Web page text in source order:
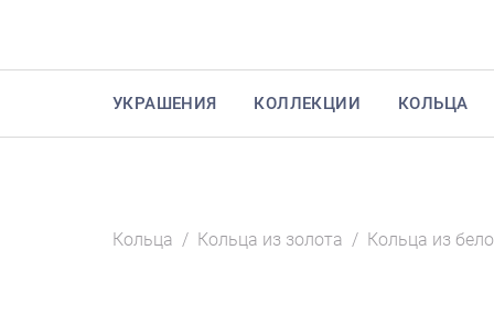
УКРАШЕНИЯ КОЛЛЕКЦИИ КОЛЬЦА
Кольца / Кольца из золота / Кольца из